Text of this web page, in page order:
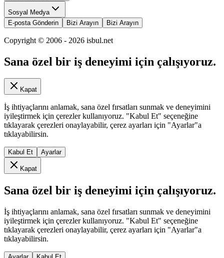
Sosyal Medya
E-posta Gönderin
Bizi Arayın Bizi Arayın
Copyright © 2006 - 2026 isbul.net
Sana özel bir iş deneyimi için çalışıyoruz.
Kapat
İş ihtiyaçlarını anlamak, sana özel fırsatları sunmak ve deneyimini
iyileştirmek için çerezler kullanıyoruz. "Kabul Et" seçeneğine
tıklayarak çerezleri onaylayabilir, çerez ayarları için "Ayarlar"a
tıklayabilirsin.
Kabul Et Ayarlar
Kapat
Sana özel bir iş deneyimi için çalışıyoruz.
İş ihtiyaçlarını anlamak, sana özel fırsatları sunmak ve deneyimini
iyileştirmek için çerezler kullanıyoruz. "Kabul Et" seçeneğine
tıklayarak çerezleri onaylayabilir, çerez ayarları için "Ayarlar"a
tıklayabilirsin.